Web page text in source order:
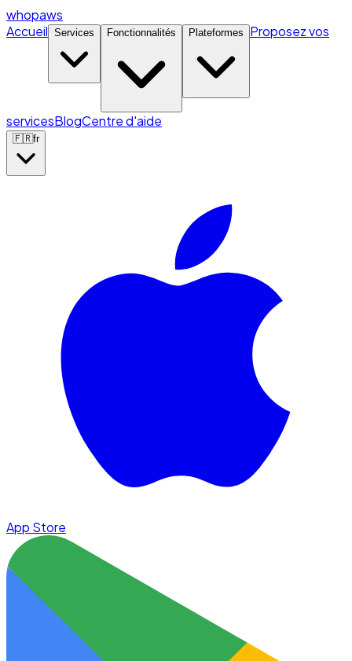
whopaws
Accueil Services Fonctionnalités Plateformes Proposez vos
servicesBlogCentre d'aide
🇫🇷fr
App Store